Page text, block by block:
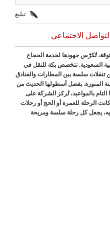
تبليغ
الاجتماعي
تُكرّس جهودها لخدمة الحجاج
السعودية. تتخصص بكة للنقل في
تنقلات سلسة بين المطارات والفنادق
المنورة. بفضل أسطولها الحديث من
التام بالمواعيد، تُركز الشركة على
الرحلة للعمرة أو الحج أو رحلات
يجعل كل رحلة سلسة ومريحة